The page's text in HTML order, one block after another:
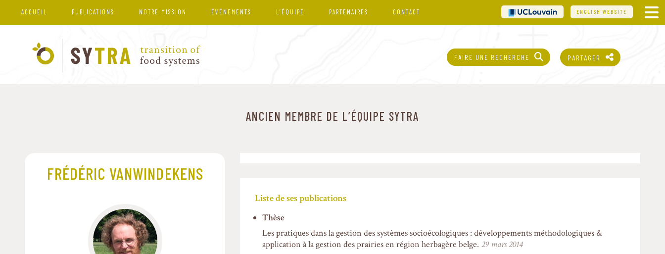
PARTAGER
FAIRE UNE RECHERCHE
ACCUEIL PUBLICATIONS NOTRE MISSION ÉVÉNEMENTS L’ÉQUIPE PARTENAIRES CONTACT UCL ENGLISH WEBSITE
ANCIEN MEMBRE DE L’ÉQUIPE SYTRA
FRÉDÉRIC VANWINDEKENS
Liste de ses publications
Thèse
Les pratiques dans la gestion des systèmes socioécologiques : développements méthodologiques &
application à la gestion des prairies en région herbagère belge. 29 mars 2014